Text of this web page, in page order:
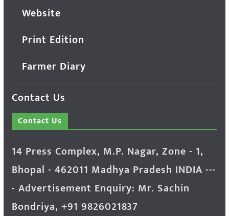
Website
Print Edition
Farmer Diary
Contact Us
Contact Us
14 Press Complex, M.P. Nagar, Zone - 1,
Bhopal - 462011 Madhya Pradesh INDIA ---
- Advertisement Enquiry: Mr. Sachin
Bondriya, +91 9826021837